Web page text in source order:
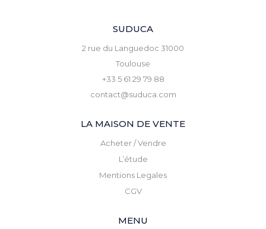
SUDUCA
2 rue du Languedoc 31000
Toulouse
+33 5 61 29 79 88
contact@suduca.com
LA MAISON DE VENTE
Acheter / Vendre
L’étude
Mentions Legales
CGV
MENU